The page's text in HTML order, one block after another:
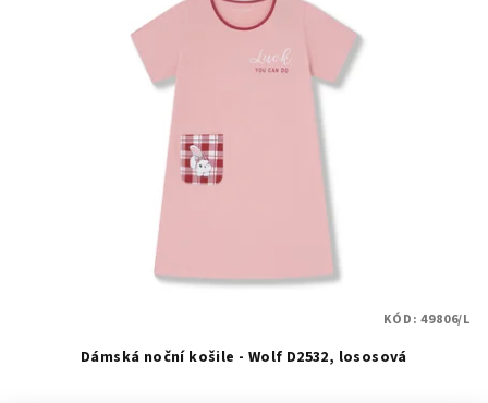
Dámská noční košile - Wolf D2532, lososová
KÓD:49806/L